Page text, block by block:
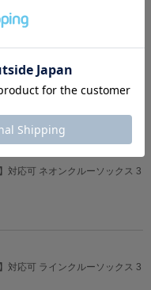
応可 ちいかわ メッシュ/クルー
対応可 ネオンクルーソックス 3
対応可 ラインクルーソックス 3